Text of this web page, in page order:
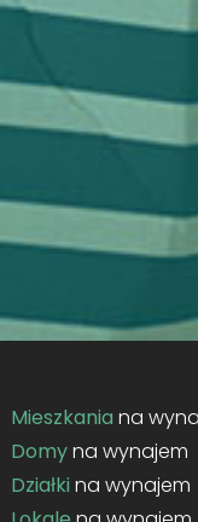
Mieszkania na
Domyna wynajem
Działki na wynajem